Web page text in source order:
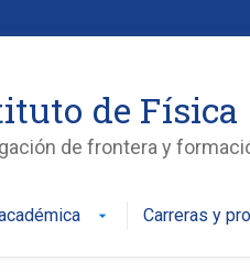
de Física
de frontera y
arrow_drop_down Carreras y